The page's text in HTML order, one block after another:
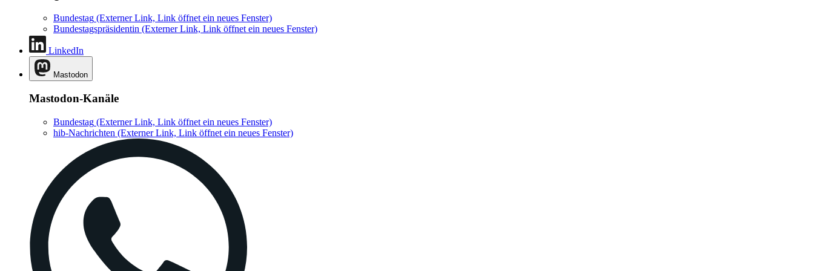
Bundestag (Externer Link, Link öffnet ein neues Fenster)
Bundestagspräsidentin (Externer Link, Link öffnet ein neues Fenster)
LinkedIn
Mastodon
Mastodon-Kanäle
Bundestag (Externer Link, Link öffnet ein neues Fenster)
hib-Nachrichten (Externer Link, Link öffnet ein neues Fenster)